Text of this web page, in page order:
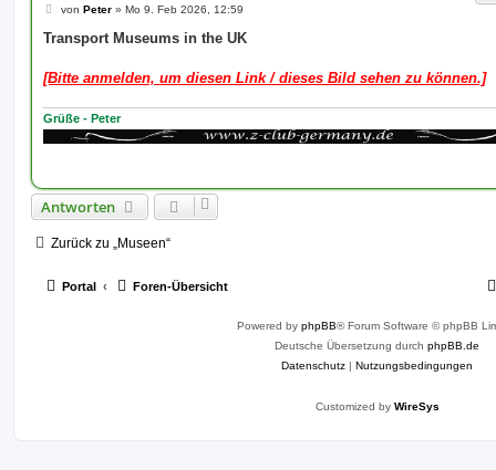
B
i
a
g
von Peter» Mo 9. Feb 2026, 12:59
Transport Museums in the UK
[Bitte anmelden, um diesen Link / dieses Bild sehen zu können.]
Grüße - Peter
Antworten
Zurück zu „Museen“
Portal Foren-Übersicht
Powered by phpBB® Forum Software © phpBB
Deutsche Übersetzung durch phpBB.de
Datenschutz | Nutzungsbedingungen
Customized by WireSys